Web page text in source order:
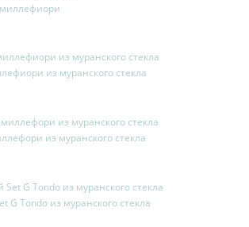
из муранского стекла
из муранского стекла
G Tondo из муранского стекла